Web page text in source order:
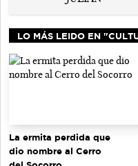
LO MÁS LEIDO EN
La ermita perdida que
dio nombre al Cerro